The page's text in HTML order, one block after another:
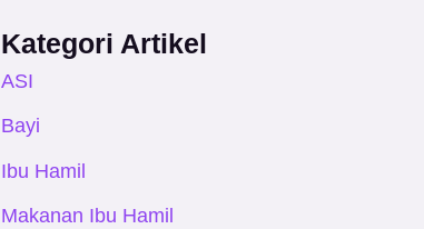
Kategori Artikel
ASI
Bayi
Ibu Hamil
Makanan Ibu Hamil